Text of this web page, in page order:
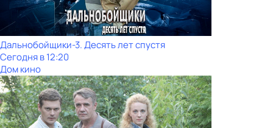
Дальнобойщики-3. Десять лет спустя
Сегодня в 12:20
Дом кино